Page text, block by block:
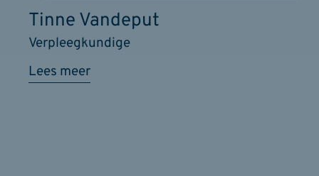
Lees meer
Verpleegkundige
Tinne Vandeput